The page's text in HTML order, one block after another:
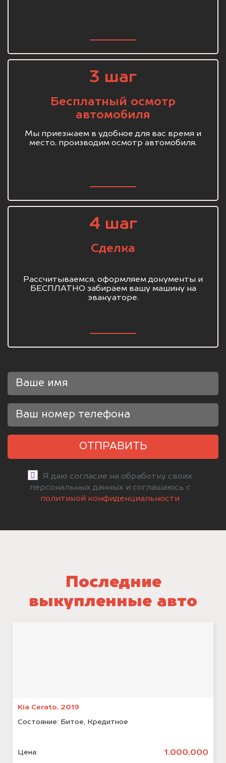
3 шаг
Бесплатный осмотр
автомобиля
Мы приезжаем в удобное для вас время и
место, производим осмотр автомобиля.
4 шаг
Сделка
Рассчитываемся, оформляем документы и
БЕСПЛАТНО забираем вашу машину на
эвакуаторе.
ОТПРАВИТЬ
Я даю согласие на обработку своих
персональных данных и соглашаюсь с
политикой конфиденциальности
Последние
выкупленные авто
Kia Cerato, 2019
Состояние: Битое, Кредитное
Цена: 1.000.000